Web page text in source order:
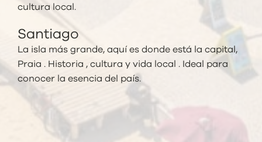
cultura local.
Santiago
La isla más grande, aquí es donde está la capital,
Praia . Historia , cultura y vida local . Ideal para
conocer la esencia del país.